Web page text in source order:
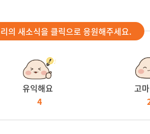
의 새소식을 클릭으로 응원해주세요.
유익해요
4
고